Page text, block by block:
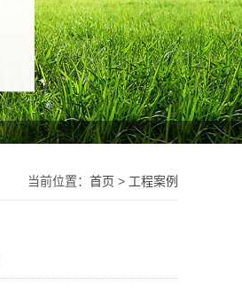
当前位置： 首页 > 工程案例